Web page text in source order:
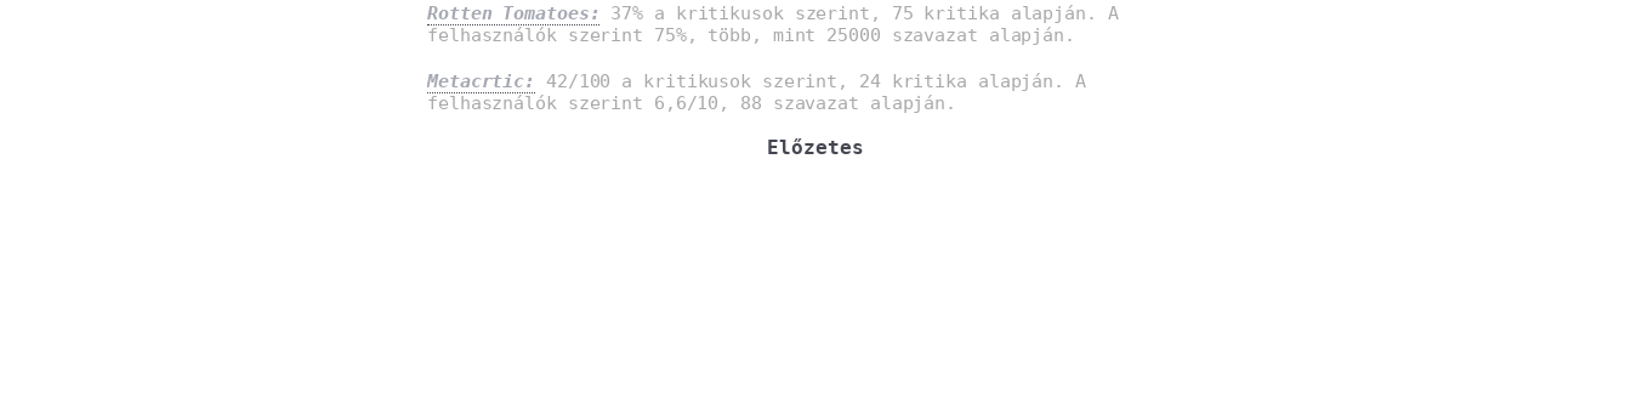
Rotten Tomatoes:
37% a kritikusok szerint, 75 kritika alapján. A
felhasználók szerint 75%, több, mint 25000 szavazat alapján.
Metacrtic:
42/100 a kritikusok szerint, 24 kritika alapján. A
felhasználók szerint 6,6/10, 88 szavazat alapján.
Előzetes